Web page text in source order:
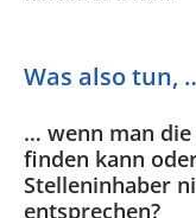
Was also tun,
… wenn man
finden kann
Stelleninhaber
entsprechen?